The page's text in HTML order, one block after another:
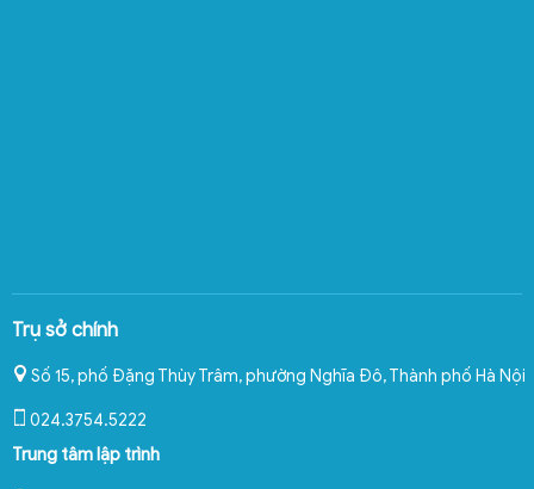
Trụ sở chính
Số 15, phố Đặng Thùy Trâm, phường Nghĩa Đô,Thành phố Hà Nội
024.3754.5222
Trung tâm lập trình